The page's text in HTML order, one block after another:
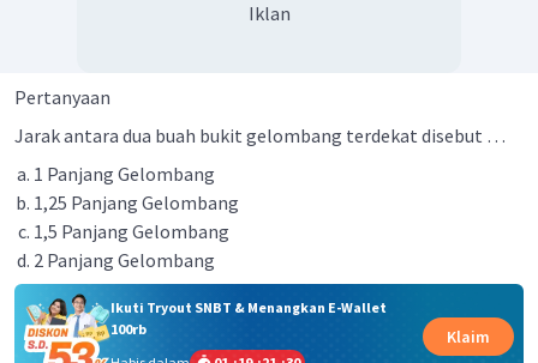
Iklan
Pertanyaan
Jarak antara dua buah bukit gelombang terdekat disebut …
1 Panjang Gelombang
1,25 Panjang Gelombang
1,5 Panjang Gelombang
2 Panjang Gelombang
Ikuti Tryout SNBT & Menangkan E-Wallet
100rb
Klaim